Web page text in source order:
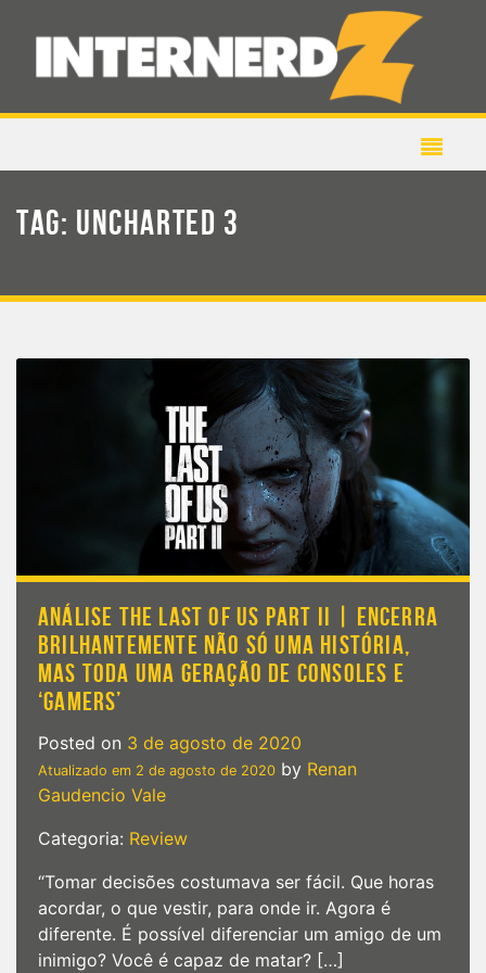
TAG: UNCHARTED 3
ANÁLISE THE LAST OF US PART II | ENCERRA
BRILHANTEMENTE NÃO SÓ UMA HISTÓRIA,
MAS TODA UMA GERAÇÃO DE CONSOLES E
‘GAMERS’
Posted on 3 de agosto de 2020
Atualizado em 2 de agosto de 2020 by Renan
Gaudencio Vale
Categoria: Review
“Tomar decisões costumava ser fácil. Que horas
acordar, o que vestir, para onde ir. Agora é
diferente. É possível diferenciar um amigo de um
inimigo? Você é capaz de matar? […]